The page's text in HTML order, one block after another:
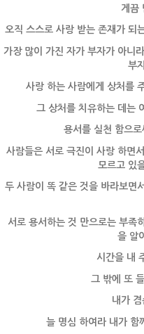
게끔
오직 스스로 사랑 받는 존재가 되
가장 많이 가진 자가 부자가 아니
부
사랑 하는 사람에게 상처를
그 상처를 치유하는 데는
용서를 실천 함으
사람들은 서로 극진이 사랑 하면
모르고 있
두 사람이 똑 같은 것을 바라보면
서로 용서하는 것 만으로는 부족
을 알
시간을 내
그 밖에 또
내가
늘 명심 하여라 내가 함